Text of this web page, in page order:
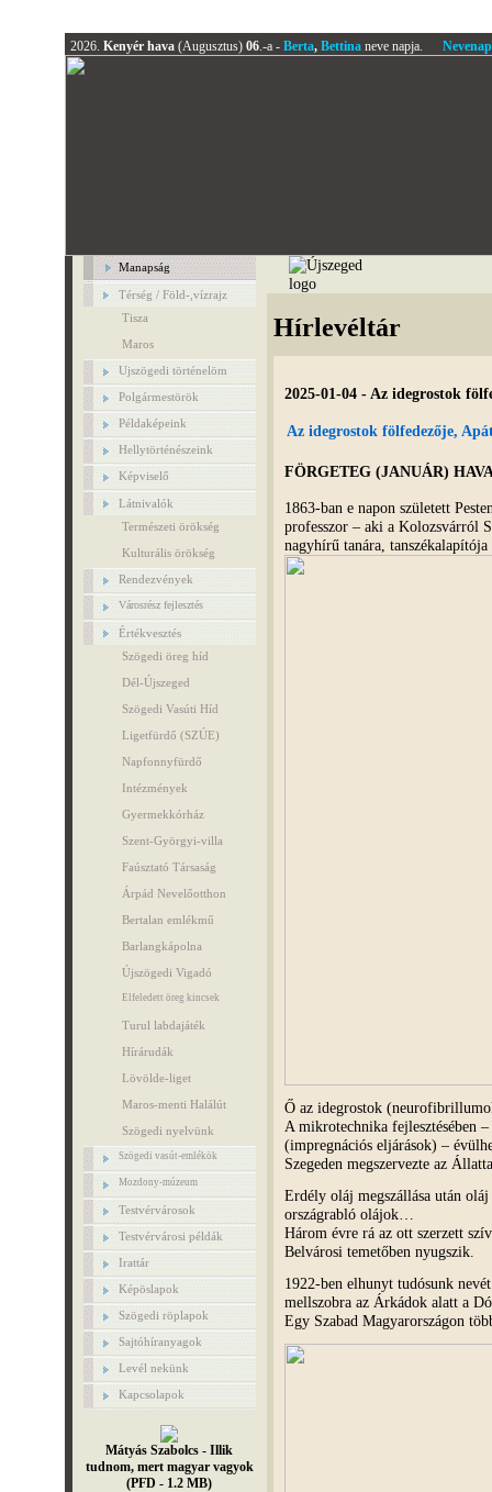
2026. Kenyér hava (Augusztus) 06.-a - Berta, Bettinaneve napja.
Manapság
Térség / Föld-,vízrajz
Tisza
Maros
Ujszögedi történelöm
Polgármestörök
Példaképeink
Hellytörténészeink
Képviselő
Látnivalók
Természeti örökség
Kulturális örökség
Rendezvények
Városrész fejlesztés
Értékvesztés
Szögedi öreg híd
Dél-Újszeged
Szögedi Vasúti Híd
Ligetfürdő (SZÚE)
Napfonnyfürdő
Intézmények
Gyermekkórház
Szent-Györgyi-villa
Faúsztató Társaság
Árpád Nevelőotthon
Bertalan emlékmű
Barlangkápolna
Újszögedi Vigadó
Elfeledett öreg kincsek
Turul labdajáték
Hírárudák
Lövölde-liget
Maros-menti Halálút
Szögedi nyelvünk
Szögedi vasút-emlékök
Mozdony-múzeum
Testvérvárosok
Testvérvárosi példák
Irattár
Képöslapok
Szögedi röplapok
Sajtóhíranyagok
Levél nekünk
Kapcsolapok
Mátyás Szabolcs - Illik
tudnom, mert magyar vagyok
(PFD - 1.2 MB)
Hírlevéltár
2025-01-04 - Az idegrostok
Az idegrostok fölfedezője,
FÖRGETEG (JANUÁR)
1863-ban e napon született
professzor – aki a Kolozsvárról
nagyhírű tanára,
Ő az idegrostok
A mikrotechnika fejlesztésében
(impregnációs eljárások) –
Szegeden megszervezte az
Erdély oláj megszállása után
országrabló olájok…
Három évre rá az ott szerzett
Belvárosi temetőben nyugszik.
1922-ben elhunyt tudósunk
mellszobra az Árkádok alatt a
Egy Szabad Magyarországon